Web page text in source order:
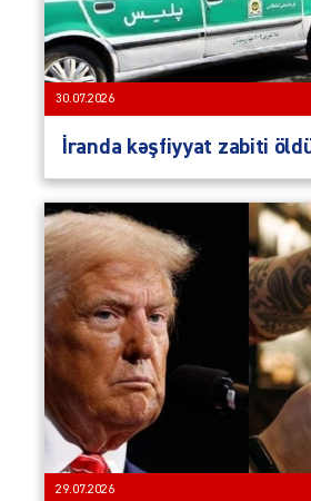
30.07.2026
İranda kəşfiyyat zabiti
29.07.2026